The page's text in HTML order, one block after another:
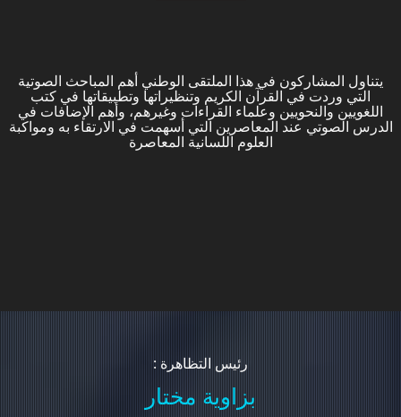
يتناول المشاركون في هذا الملتقى الوطني أهم المباحث الصوتية
التي وردت في القرآن الكريم وتنظيراتها وتطبيقاتها في كتب
اللغويين والنحويين وعلماء القراءات وغيرهم، وأهم الإضافات في
الدرس الصوتي عند المعاصرين التي أسهمت في الارتقاء به ومواكبة
العلوم اللسانية المعاصرة
: رئيس التظاهرة
بزاوية مختار